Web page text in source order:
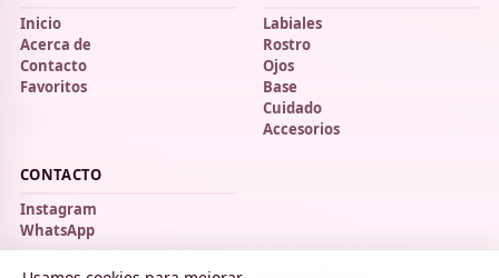
Inicio
Acerca de
Contacto
Favoritos
Labiales
Rostro
Ojos
Base
Cuidado
Accesorios
CONTACTO
Instagram
WhatsApp